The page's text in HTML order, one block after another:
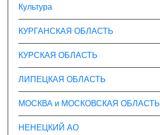
Культура
КУРГАНСКАЯ ОБЛАСТЬ
КУРСКАЯ ОБЛАСТЬ
ЛИПЕЦКАЯ ОБЛАСТЬ
МОСКВА и МОСКОВСКАЯ ОБЛАСТЬ
НЕНЕЦКИЙ АО